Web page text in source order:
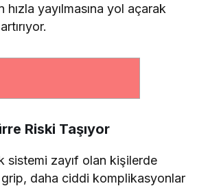
yayılmasına yol açarak
Riski Taşıyor
sistemi zayıf olan kişilerde
grip, daha ciddi komplikasyonlar